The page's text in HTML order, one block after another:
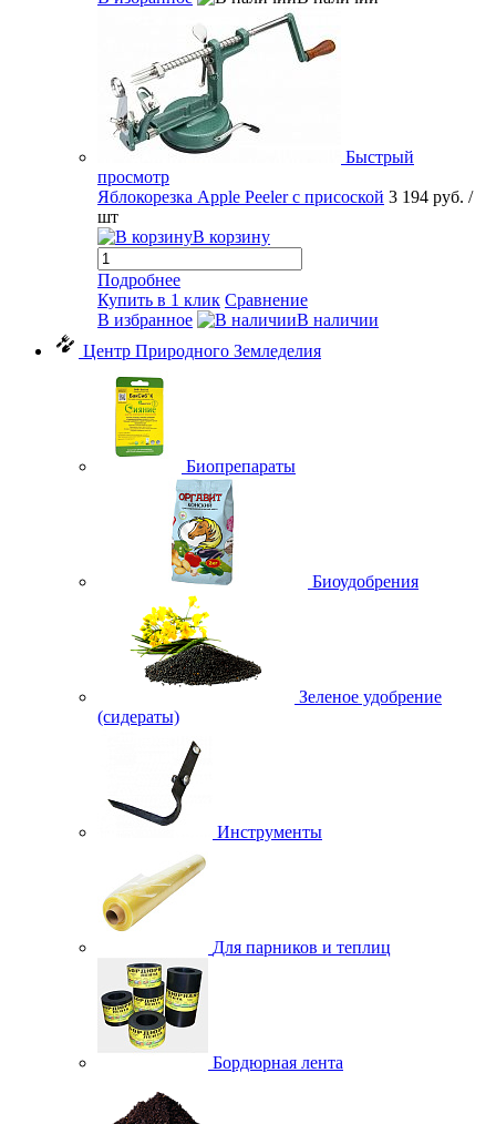
Быстрый
просмотр
Яблокорезка Apple Peeler с присоской 3 194 руб. /
шт
В корзину
Подробнее
Купить в 1 клик Сравнение
В избранное
В наличии
Центр Природного Земледелия
Биопрепараты
Биоудобрения
Зеленое удобрение
(сидераты)
Инструменты
Для парников и теплиц
Бордюрная лента